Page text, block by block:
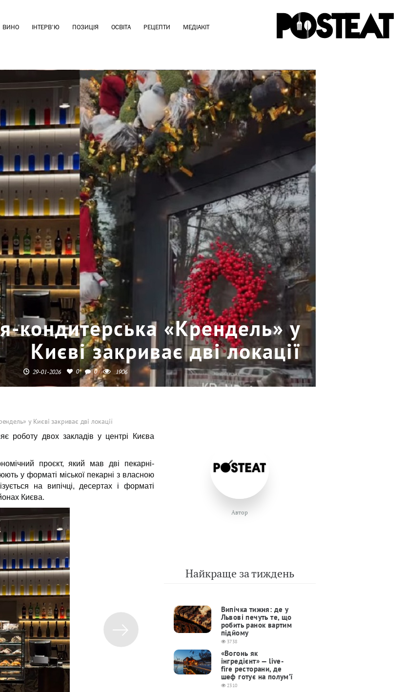
ВИНО ІНТЕРВ'Ю ПОЗИЦІЯ ОСВІТА РЕЦЕПТИ МЕДІАКІТ
кондитерська «Крендель» у
Києві закриває дві локації
29-01-2026 0 0 1906
у Києві закриває дві локації
роботу двох закладів у центрі Києва
проєкт, який мав дві пекарні-
у форматі міської пекарні з власною
на випічці, десертах і форматі
Києва.
Автор
Найкраще за тиждень
Випічка тижня: де у
Львові печуть те, що
робить ранок вартим
підйому
3738
«Вогонь як
інгредієнт» — live-
fire ресторани, де
шеф готує на полум’ї
2310